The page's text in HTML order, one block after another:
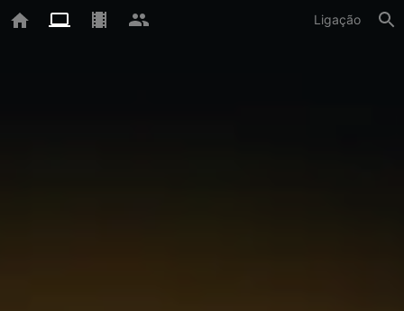
Ligação